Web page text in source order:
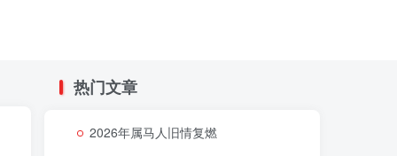
热门文章
2026年属马人旧情复燃